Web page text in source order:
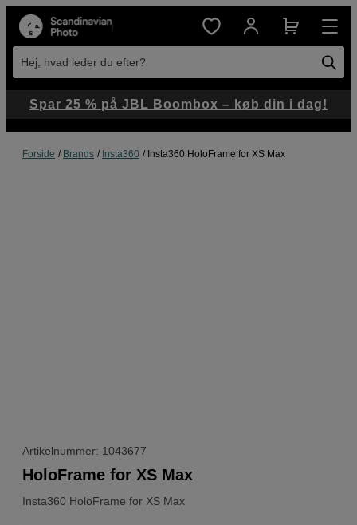
Hej, hvad leder du efter?
Forside Brands Insta360 Insta360 HoloFrame for XS Max
Artikelnummer: 1043677
Insta360 HoloFrame for XS Max
HoloFrame for XS Max
Spar 25 % på JBL Boombox – køb din i dag!